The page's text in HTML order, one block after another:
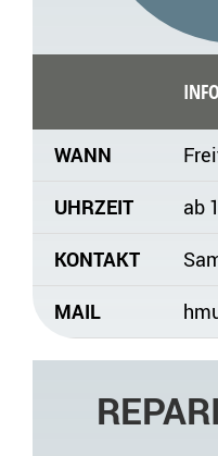
WANN
UHRZEIT
ab
KONTAKT
MAIL